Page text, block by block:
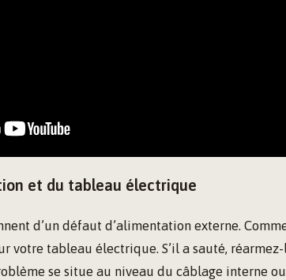
et du tableau électrique
d’un défaut d’alimentation externe.
votre tableau électrique. S’il a sauté, réarmez-
se situe au niveau du câblage interne ou